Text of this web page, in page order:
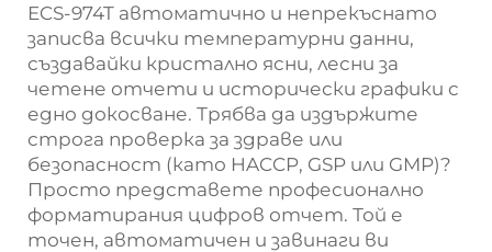
ECS-974T автоматично и непрекъснато
записва всички температурни данни,
създавайки кристално ясни, лесни за
четене отчети и исторически графики с
едно докосване. Трябва да издържите
строга проверка за здраве или
безопасност (като HACCP, GSP или GMP)?
Просто представете професионално
форматирания цифров отчет. Той е
точен, автоматичен и завинаги ви